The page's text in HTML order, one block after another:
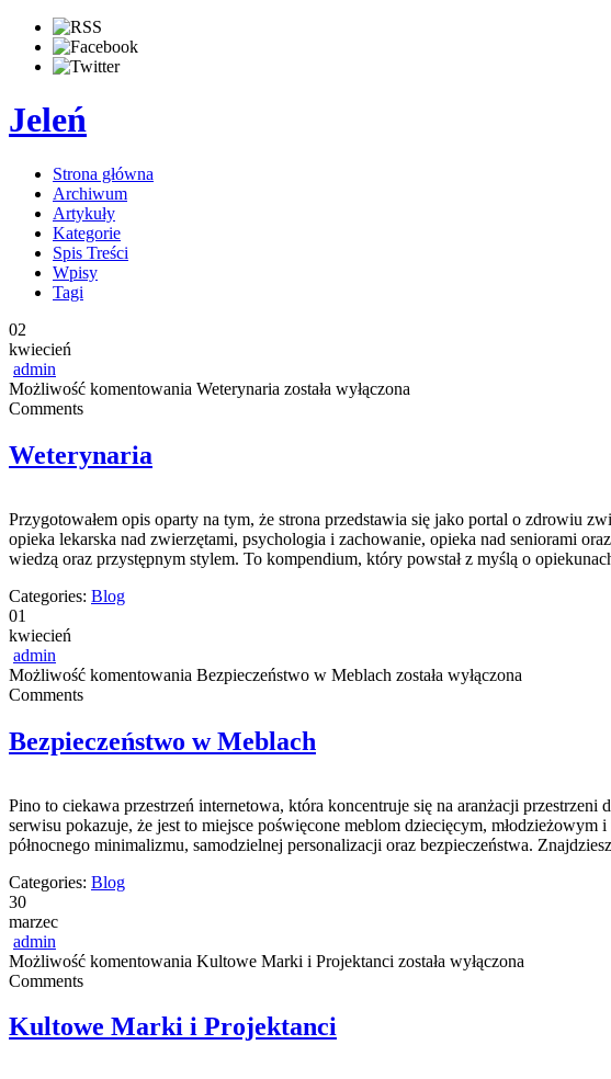
Jeleń
Strona główna
Archiwum
Artykuły
Kategorie
Spis Treści
Wpisy
Tagi
02
kwiecień
admin
Możliwość komentowania Weterynaria została wyłączona
Comments
Weterynaria
Przygotowałem opis oparty na tym, że strona przedstawia się jako portal o zdrowiu
opieka lekarska nad zwierzętami, psychologia i zachowanie, opieka nad seniorami
wiedzą oraz przystępnym stylem. To kompendium, który powstał z myślą o
Categories: Blog
01
kwiecień
admin
Możliwość komentowania Bezpieczeństwo w Meblach została wyłączona
Comments
Bezpieczeństwo w Meblach
Pino to ciekawa przestrzeń internetowa, która koncentruje się na aranżacji
serwisu pokazuje, że jest to miejsce poświęcone meblom dziecięcym,
północnego minimalizmu, samodzielnej personalizacji oraz bezpieczeństwa.
Categories: Blog
30
marzec
admin
Możliwość komentowania Kultowe Marki i Projektanci została wyłączona
Comments
Kultowe Marki i Projektanci